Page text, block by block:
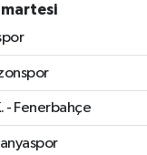
- Fenerbahçe